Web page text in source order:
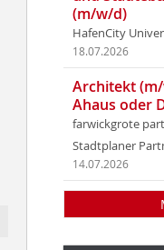
(m/w/d)
HafenCity
18.07.2026
Architekt
Ahaus oder
farwickgrote
Stadtplaner
14.07.2026